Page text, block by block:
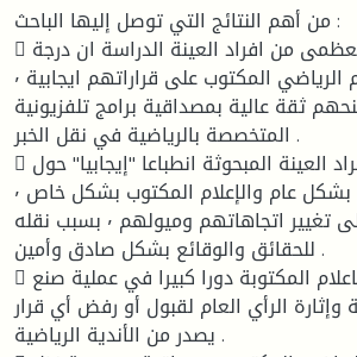
من أهم النتائج التي توصل إليها الباحث :
 تعتقد الغالبية العظمى من افراد العينة الدراسة ان درجة
تأثير الاعلام الرياضي المكتوب على قراراتهم ايجابية ٬
ثقة عالية بمصداقية برامج تلفزيونية
المتخصصة بالرياضية في نقل الخبر .
 يبدي غالبية أفراد العينة المبحوثة انطباعا "إيجابيا" حول
أهمية الاعلام بشكل عام والإعلام المكتوب بشكل خاص ٬
وقدرته الفعالة على تغيير اتجاهاتهم وميولهم ٬ بسبب نقله
للحقائق والوقائع بشكل صادق وأمين .
 تلعب وسائل الاعلام المكتوبة دورا كبيرا في عملية صنع
وإثارة الرأي العام لقبول أو رفض أي قرار
يصدر من الأندية الرياضية .